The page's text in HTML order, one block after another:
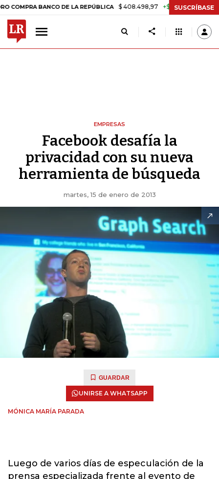
BANCO DE LA REPÚBLICA $ 408.498,97 +$ 8.753,81 +2,19%
SUSCRÍBASE
EMPRESAS
Facebook desafía la
privacidad con su nueva
herramienta de búsqueda
martes, 15 de enero de 2013
GUARDAR
UNIRSE A WHATSAPP
MÓNICA MARÍA PARADA
Luego de varios días de especulación de la
prensa especializada frente al evento de